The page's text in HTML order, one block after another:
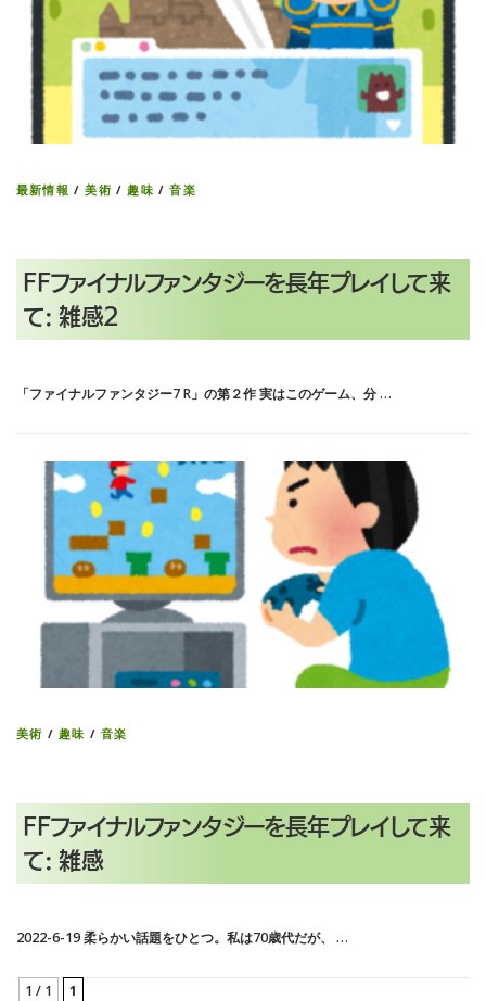
最新情報 /美術 /趣味 /音楽
FFファイナルファンタジーを長年プレイして来
て: 雑感2
「ファイナルファンタジー7 R」の第２作 実はこのゲーム、分 …
美術 /趣味 /音楽
FFファイナルファンタジーを長年プレイして来
て: 雑感
2022-6-19 柔らかい話題をひとつ。私は70歳代だが、 …
1 / 1 1